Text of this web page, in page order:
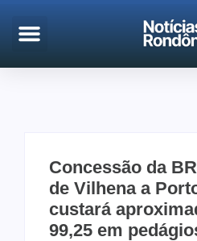
Concessão da
de Vilhena a
custará
99,25 em